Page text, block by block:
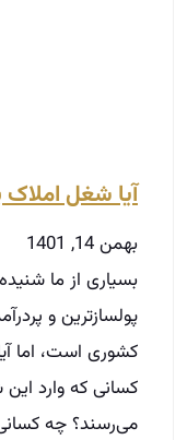
آیا شغل
بهمن 14, 1401
بسیاری از ما
پولسازترین و
کشوری است، اما
کسانی که وارد
می‌رسند؟ چه کسانی